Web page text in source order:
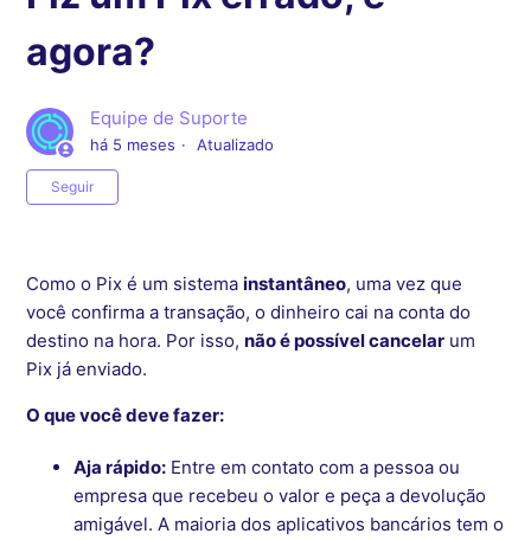
agora?
Equipe de Suporte
há 5 meses Atualizado
Seguir
Como o Pix é um sistemainstantâneo, uma vez que
você confirma a transação, o dinheiro cai na conta do
destino na hora. Por isso,não é possível cancelar um
Pix já enviado.
O que você deve fazer:
Aja rápido: Entre em contato com a pessoa ou
empresa que recebeu o valor e peça a devolução
amigável. A maioria dos aplicativos bancários tem o